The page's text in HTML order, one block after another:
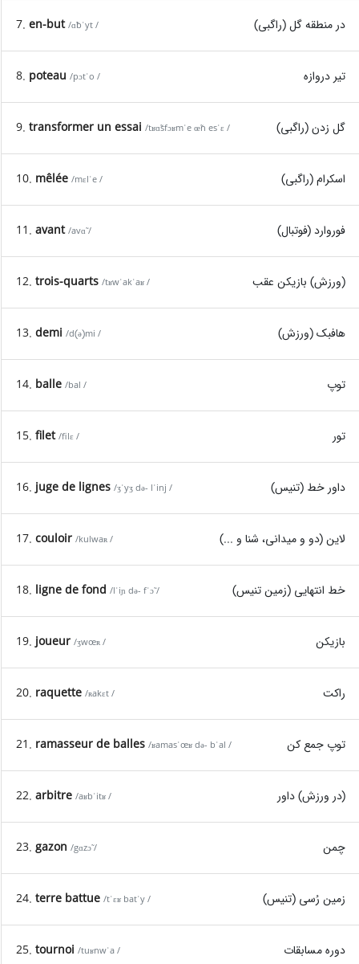
7. en-but /ɑ̃bˈyt / در منطقه گل (راگبی)
8. poteau /pɔtˈo / تیر دروازه
9. transformer un essai /tʁɑ̃sfɔʁmˈe œ̃n esˈɛ / گل زدن (راگبی)
10. mêlée /mɛlˈe / اسکرام (راگبی)
11. avant /avɑ̃ / فوروارد (فوتبال)
12. trois-quarts /tʁwˈakˈaʁ / (ورزش) بازیکن عقب
13. demi /d(ə)mi / هافبک (ورزش)
14. balle /bal / توپ
15. filet /filɛ / تور
16.juge de lignes /ʒˈyʒ də- lˈinj / داور خط (تنیس)
17. couloir /kulwaʀ / لاین (دو و میدانی، شنا و ...)
18. ligne de fond /lˈiɲ də- fˈɔ̃ / خط انتهایی (زمین تنیس)
19.joueur /ʒwœʀ / بازیکن
20. raquette /ʀakɛt / راکت
21. ramasseur de balles /ʁamasˈœʁ də- bˈal / توپ جمع کن
22. arbitre /aʁbˈitʁ / (در ورزش) داور
23. gazon /gɑzɔ̃ / چمن
24. terre battue /tˈɛʁ batˈy / زمین رُسی (تنیس)
25. tournoi /tuʁnwˈa / دوره مسابقات